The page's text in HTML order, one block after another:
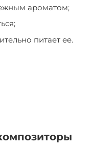
ароматом;
питает ее.